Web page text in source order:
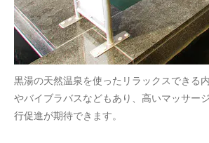
黒湯の天然温泉を使ったリラックスできる
やバイブラバスなどもあり、高いマッサー
行促進が期待できます。